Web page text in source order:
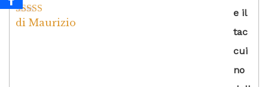
Valutato4
di Maurizio